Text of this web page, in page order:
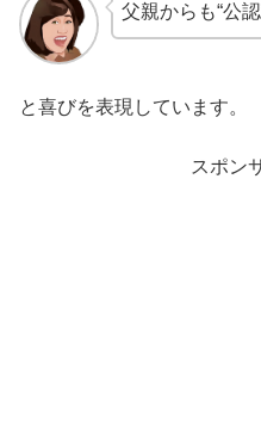
父親からも“公
と喜びを表現しています。
スポン